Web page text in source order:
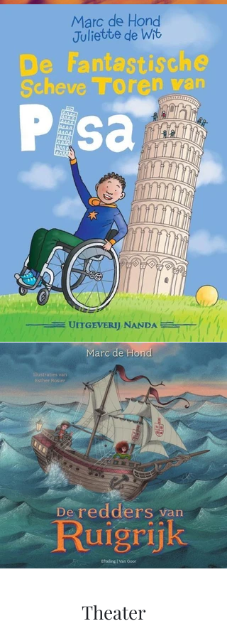
Theater